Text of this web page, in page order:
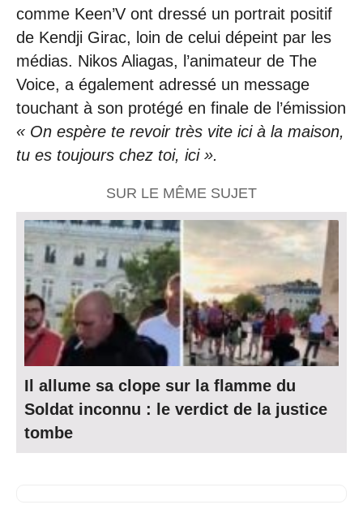
comme Keen’V ont dressé un portrait positif
de Kendji Girac, loin de celui dépeint par les
médias. Nikos Aliagas, l’animateur de The
Voice, a également adressé un message
touchant à son protégé en finale de l’émission
« On espère te revoir très vite ici à la maison,
tu es toujours chez toi, ici ».
SUR LE MÊME SUJET
Il allume sa clope sur la flamme du
Soldat inconnu : le verdict de la justice
tombe